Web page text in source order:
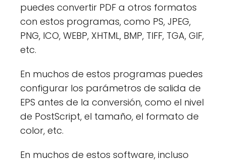
puedes convertir PDF a otros formatos
con estos programas, como PS, JPEG,
PNG, ICO, WEBP, XHTML, BMP, TIFF, TGA, GIF,
etc.
En muchos de estos programas puedes
configurar los parámetros de salida de
EPS antes de la conversión, como el nivel
de PostScript, el tamaño, el formato de
color, etc.
En muchos de estos software, incluso